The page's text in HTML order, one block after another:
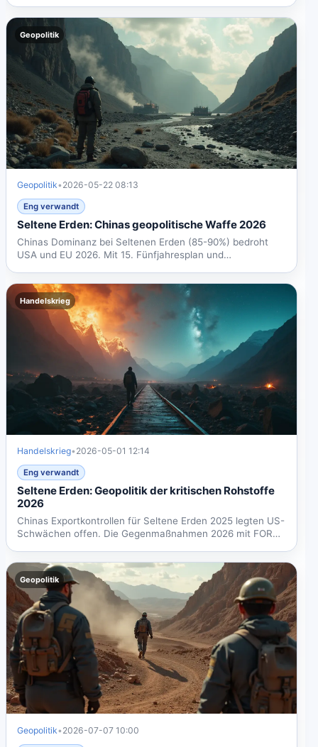
Geopolitik
Geopolitik• 2026-05-22 08:13
Eng verwandt
Seltene Erden: Chinas geopolitische Waffe 2026
Chinas Dominanz bei Seltenen Erden (85-90%) bedroht
USA und EU 2026. Mit 15. Fünfjahresplan und
Handelskrieg
Handelskrieg• 2026-05-01 12:14
Eng verwandt
Seltene Erden: Geopolitik der kritischen Rohstoffe
2026
Chinas Exportkontrollen für Seltene Erden 2025 legten US-
Schwächen offen. Die Gegenmaßnahmen 2026 mit FORGE
Geopolitik
Geopolitik• 2026-07-07 10:00